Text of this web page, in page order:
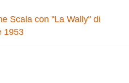
Scala con "La Wally" di
1953